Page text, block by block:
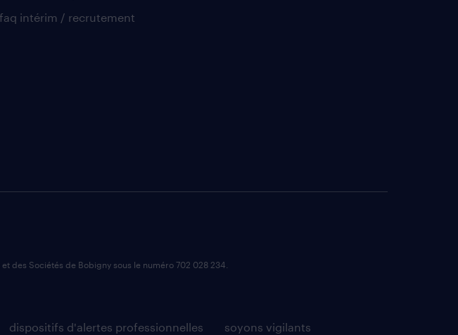
faq intérim / recrutement
dispositifs d'alertes professionnelles soyons vigilants
des Sociétés de Bobigny sous le numéro 702 028 234.